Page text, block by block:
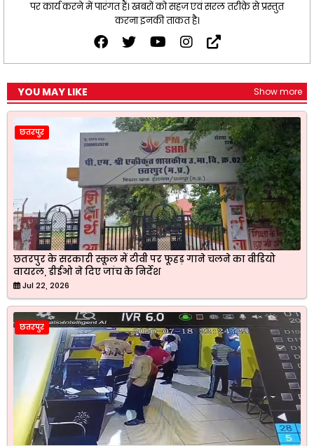
पर कार्य करने में पारंगत हैं। खबरों को सहज एवं सरल तरीक़े से प्रस्तुत
करना इनकी ताकत है।
YOU MAY LIKE Show more
छतरपुर
छतरपुर के सरकारी स्कूल में टीवी पर फूहड़ गाने चलने का वीडियो
वायरल, डीईओ ने दिए जांच के निर्देश
Jul 22, 2026
छतरपुर